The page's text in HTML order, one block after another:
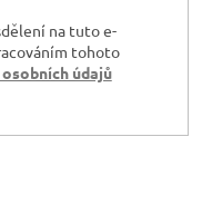
na tuto e-
tohoto
údajů